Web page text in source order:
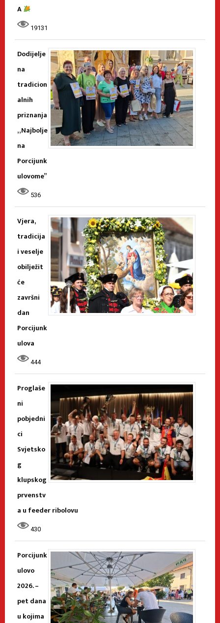
A
19131
Dodijelje
na
tradicion
alnih
priznanja
„Najbolje
na
Porcijunk
ulovome”
536
Vjera,
tradicija
i veselje
obilježit
će
završni
dan
Porcijunk
ulova
444
Proglaše
ni
pobjedni
ci
Svjetsko
g
klupskog
prvenstv
a u feeder ribolovu
430
Porcijunk
ulovo
2026. –
pet dana
u kojima